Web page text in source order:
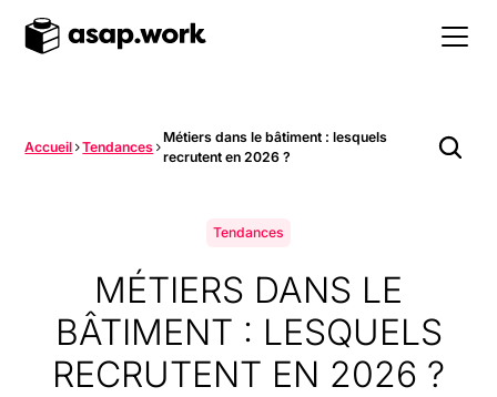
Accueil Tendances
Métiers dans le bâtiment : lesquels
recrutent en 2026 ?
Tendances
MÉTIERS DANS LE
BÂTIMENT : LESQUELS
RECRUTENT EN 2026 ?